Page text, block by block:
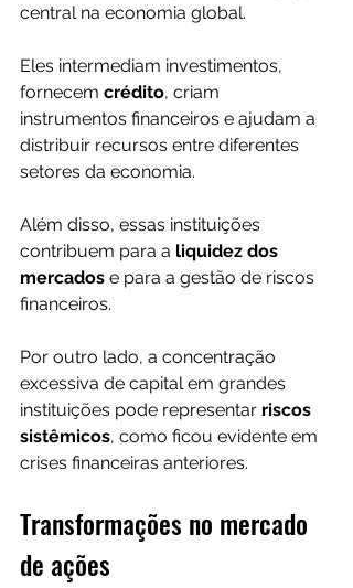
central na economia global.
Eles intermediam investimentos,
fornecem crédito, criam
instrumentos financeiros e ajudam a
distribuir recursos entre diferentes
setores da economia.
Além disso, essas instituições
contribuem para a liquidez dos
mercados e para a gestão de riscos
financeiros.
Por outro lado, a concentração
excessiva de capital em grandes
instituições pode representar riscos
sistêmicos, como ficou evidente em
crises financeiras anteriores.
Transformações no mercado
de ações